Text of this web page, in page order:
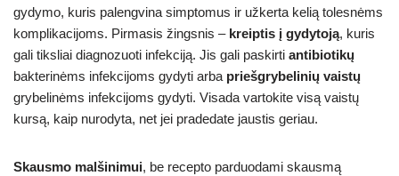
gydymo, kuris palengvina simptomus ir užkerta kelią tolesnėms
komplikacijoms. Pirmasis žingsnis – kreiptis į gydytoją, kuris
gali tiksliai diagnozuoti infekciją. Jis gali paskirti antibiotikų
bakterinėms infekcijoms gydyti arba priešgrybelinių vaistų
grybelinėms infekcijoms gydyti. Visada vartokite visą vaistų
kursą, kaip nurodyta, net jei pradedate jaustis geriau.
Skausmo malšinimui, be recepto parduodami skausmą